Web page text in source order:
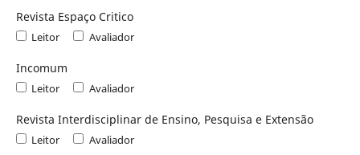
Revista Espaço Critico
Leitor Avaliador
Incomum
Leitor Avaliador
Revista Interdisciplinar de Ensino, Pesquisa e Extensão
Leitor Avaliador